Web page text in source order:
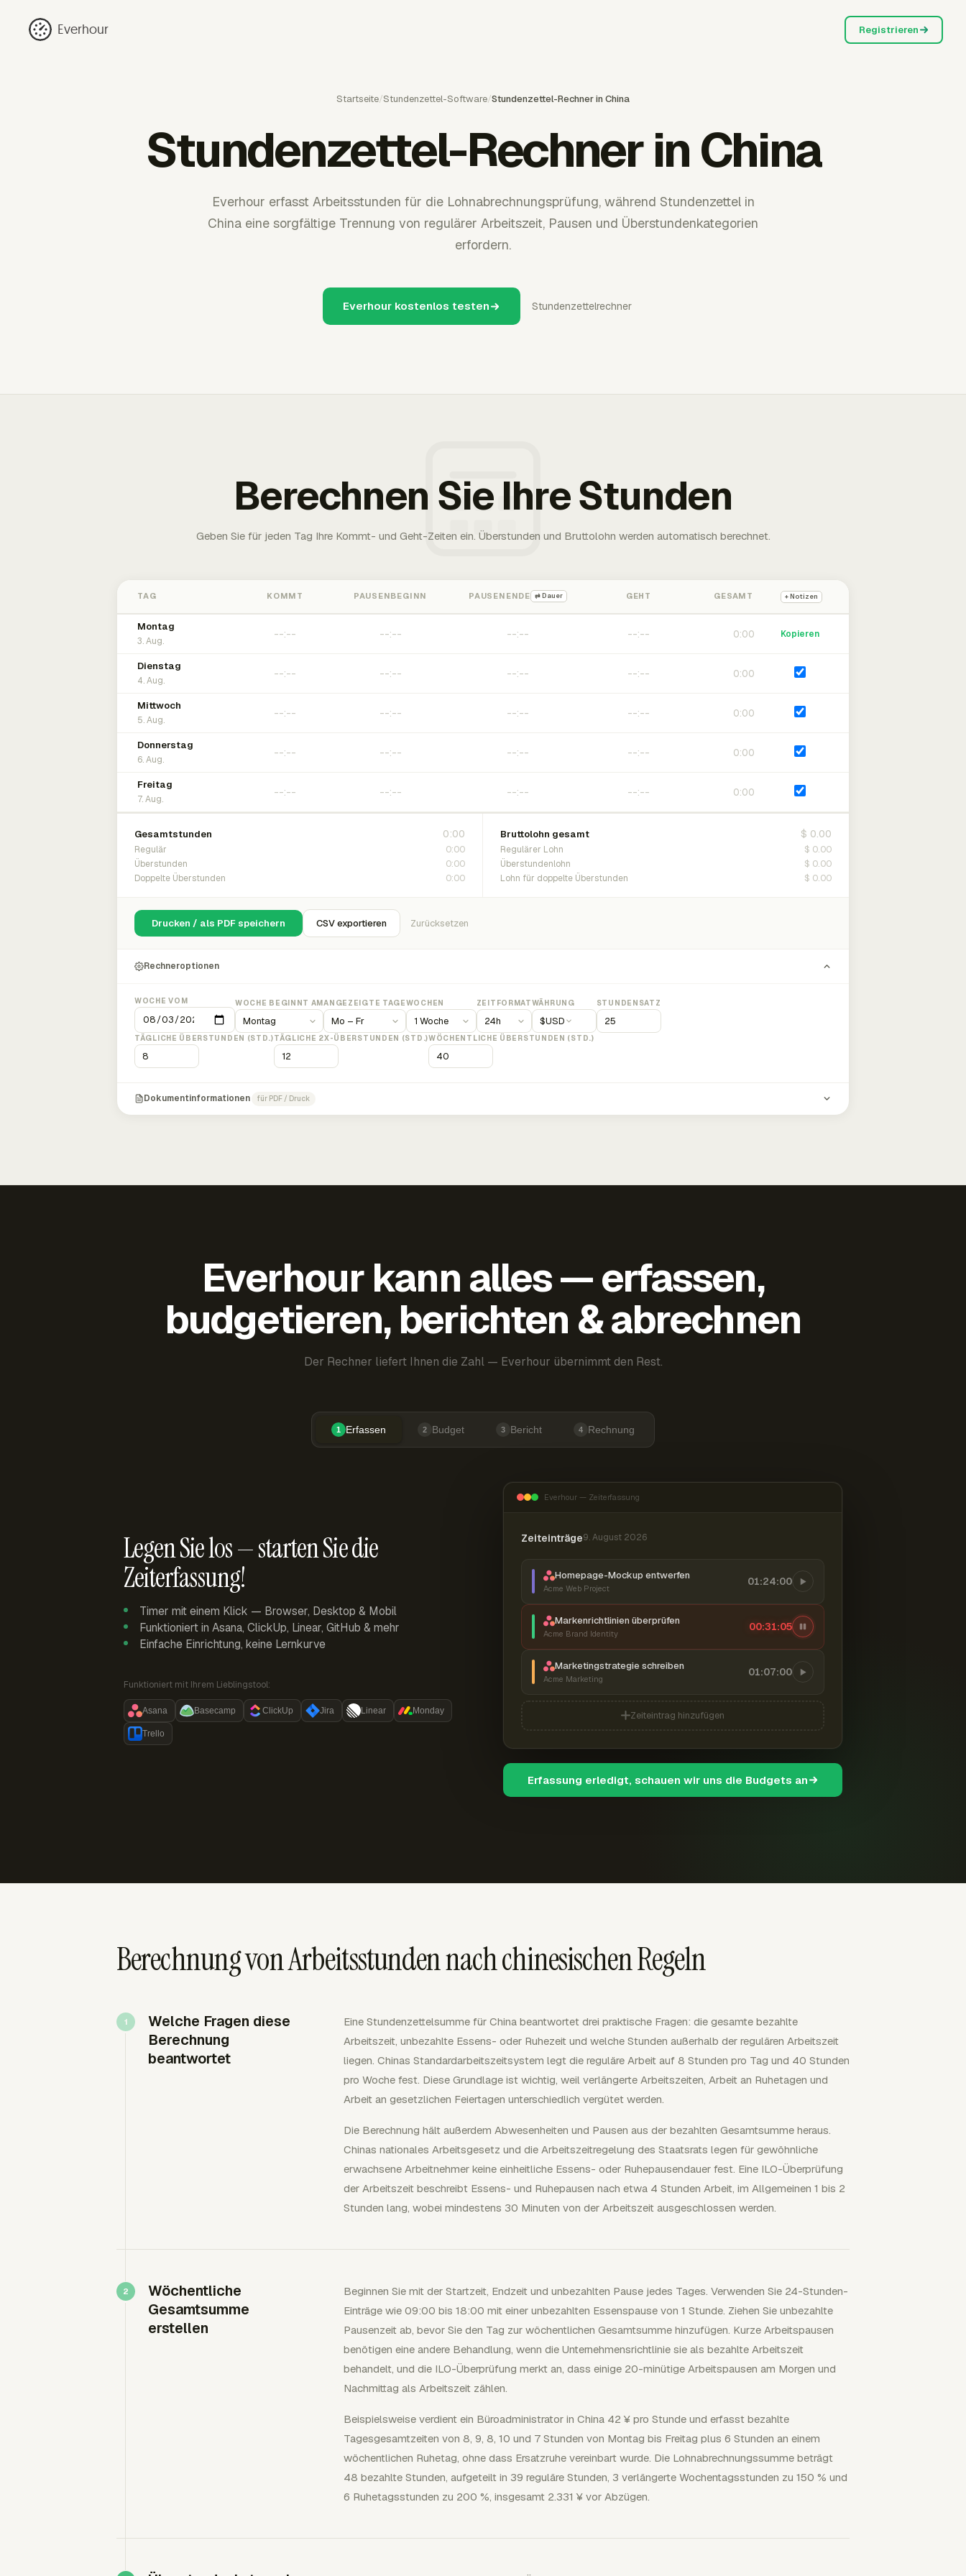
Everhour Registrieren
Startseite/Stundenzettel-Software/Stundenzettel-Rechner in China
Stundenzettel-Rechner in China
Everhour erfasst Arbeitsstunden für die Lohnabrechnungsprüfung, während Stundenzettel in
China eine sorgfältige Trennung von regulärer Arbeitszeit, Pausen und Überstundenkategorien
erfordern.
Everhour kostenlos testen Stundenzettelrechner
Berechnen Sie Ihre Stunden
Geben Sie für jeden Tag Ihre Kommt- und Geht-Zeiten ein. Überstunden und Bruttolohn werden automatisch berechnet.
TAG KOMMT PAUSENBEGINN PAUSENENDE ⇄ Dauer GEHT GESAMT + Notizen
Montag
3. Aug.
0:00 Kopieren
Dienstag
4. Aug.
0:00
Mittwoch
5. Aug.
0:00
Donnerstag
6. Aug.
0:00
Freitag
7. Aug.
0:00
Gesamtstunden 0:00
Regulär 0:00
Überstunden 0:00
Doppelte Überstunden 0:00
Bruttolohn gesamt $ 0.00
Regulärer Lohn $ 0.00
Überstundenlohn $ 0.00
Lohn für doppelte Überstunden $ 0.00
Drucken / als PDF speichern CSV exportieren Zurücksetzen
Rechneroptionen
WOCHE VOM WOCHE BEGINNT AMANGEZEIGTE TAGEWOCHEN ZEITFORMATWÄHRUNG
$USD
STUNDENSATZ
TÄGLICHE ÜBERSTUNDEN (STD.)TÄGLICHE 2X-ÜBERSTUNDEN (STD.)WÖCHENTLICHE ÜBERSTUNDEN (STD.)
Dokumentinformationen für PDF / Druck
Everhour kann alles — erfassen,
budgetieren, berichten & abrechnen
Der Rechner liefert Ihnen die Zahl — Everhour übernimmt den Rest.
1 Erfassen 2 Budget 3 Bericht 4 Rechnung
Legen Sie los — starten Sie die
Zeiterfassung!
Timer mit einem Klick — Browser, Desktop & Mobil
Funktioniert in Asana, ClickUp, Linear, GitHub & mehr
Einfache Einrichtung, keine Lernkurve
Funktioniert mit Ihrem Lieblingstool:
Asana Basecamp ClickUp Jira Linear Monday
Trello
Everhour — Zeiterfassung
Zeiteinträge9. August 2026
Homepage-Mockup entwerfen
Acme Web Project
01:24:00
Markenrichtlinien überprüfen
Acme Brand Identity
00:31:06
Marketingstrategie schreiben
Acme Marketing
01:07:00
Zeiteintrag hinzufügen
Erfassung erledigt, schauen wir uns die Budgets an
Berechnung von Arbeitsstunden nach chinesischen Regeln
Welche Fragen diese
Berechnung
beantwortet
Eine Stundenzettelsumme für China beantwortet drei praktische Fragen: die gesamte bezahlte
Arbeitszeit, unbezahlte Essens- oder Ruhezeit und welche Stunden außerhalb der regulären Arbeitszeit
liegen. Chinas Standardarbeitszeitsystem legt die reguläre Arbeit auf 8 Stunden pro Tag und 40 Stunden
pro Woche fest. Diese Grundlage ist wichtig, weil verlängerte Arbeitszeiten, Arbeit an Ruhetagen und
Arbeit an gesetzlichen Feiertagen unterschiedlich vergütet werden.
Die Berechnung hält außerdem Abwesenheiten und Pausen aus der bezahlten Gesamtsumme heraus.
Chinas nationales Arbeitsgesetz und die Arbeitszeitregelung des Staatsrats legen für gewöhnliche
erwachsene Arbeitnehmer keine einheitliche Essens- oder Ruhepausendauer fest. Eine ILO-Überprüfung
der Arbeitszeit beschreibt Essens- und Ruhepausen nach etwa 4 Stunden Arbeit, im Allgemeinen 1 bis 2
Stunden lang, wobei mindestens 30 Minuten von der Arbeitszeit ausgeschlossen werden.
Wöchentliche
Gesamtsumme
erstellen
Beginnen Sie mit der Startzeit, Endzeit und unbezahlten Pause jedes Tages. Verwenden Sie 24-Stunden-
Einträge wie 09:00 bis 18:00 mit einer unbezahlten Essenspause von 1 Stunde. Ziehen Sie unbezahlte
Pausenzeit ab, bevor Sie den Tag zur wöchentlichen Gesamtsumme hinzufügen. Kurze Arbeitspausen
benötigen eine andere Behandlung, wenn die Unternehmensrichtlinie sie als bezahlte Arbeitszeit
behandelt, und die ILO-Überprüfung merkt an, dass einige 20-minütige Arbeitspausen am Morgen und
Nachmittag als Arbeitszeit zählen.
Beispielsweise verdient ein Büroadministrator in China 42 ¥ pro Stunde und erfasst bezahlte
Tagesgesamtzeiten von 8, 9, 8, 10 und 7 Stunden von Montag bis Freitag plus 6 Stunden an einem
wöchentlichen Ruhetag, ohne dass Ersatzruhe vereinbart wurde. Die Lohnabrechnungssumme beträgt
48 bezahlte Stunden, aufgeteilt in 39 reguläre Stunden, 3 verlängerte Wochentagsstunden zu 150 % und
6 Ruhetagsstunden zu 200 %, insgesamt 2.331 ¥ vor Abzügen.